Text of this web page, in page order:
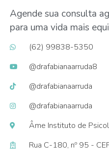
Agende sua consulta
para uma vida mais
(62) 99838-5350
@drafabianaarruda8
@drafabianaarruda
@drafabianaarruda
Âme Instituto de
Rua C-180, nº 95 -